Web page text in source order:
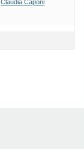
Claudia Caponi